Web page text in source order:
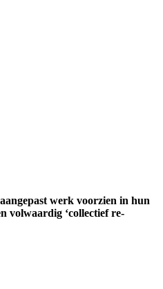
werk voorzien in hun
volwaardig ‘collectief re-